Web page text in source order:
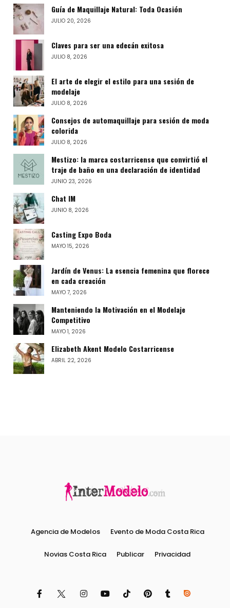
Guía de Maquillaje Natural: Toda Ocasión
JULIO 20, 2026
Claves para ser una edecán exitosa
JULIO 8, 2026
El arte de elegir el estilo para una sesión de
modelaje
JULIO 8, 2026
Consejos de automaquillaje para sesión de moda
colorida
JULIO 8, 2026
Mestizo: la marca costarricense que convirtió el
traje de baño en una declaración de identidad
JUNIO 23, 2026
Chat IM
JUNIO 8, 2026
Casting Expo Boda
MAYO 15, 2026
Jardín de Venus: La esencia femenina que florece
en cada creación
MAYO 7, 2026
Manteniendo la Motivación en el Modelaje
Competitivo
MAYO 1, 2026
Elizabeth Akent Modelo Costarricense
ABRIL 22, 2026
Agencia de Modelos Evento de Moda Costa Rica
Novias Costa Rica Publicar Privacidad